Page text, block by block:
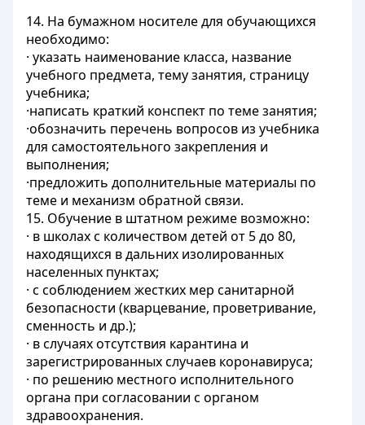
14. На бумажном носителе для обучающихся
необходимо:
· указать наименование класса, название
учебного предмета, тему занятия, страницу
учебника;
·написать краткий конспект по теме занятия;
·обозначить перечень вопросов из учебника
для самостоятельного закрепления и
выполнения;
·предложить дополнительные материалы по
теме и механизм обратной связи.
15. Обучение в штатном режиме возможно:
· в школах с количеством детей от 5 до 80,
находящихся в дальних изолированных
населенных пунктах;
· с соблюдением жестких мер санитарной
безопасности (кварцевание, проветривание,
сменность и др.);
· в случаях отсутствия карантина и
зарегистрированных случаев коронавируса;
· по решению местного исполнительного
органа при согласовании с органом
здравоохранения.